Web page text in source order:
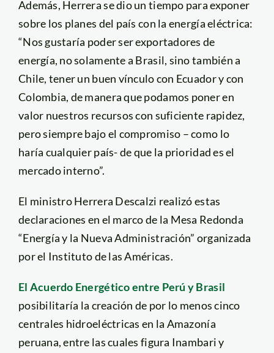
Además, Herrera se dio un tiempo para exponer
sobre los planes del país con la energía eléctrica:
“Nos gustaría poder ser exportadores de
energía, no solamente a Brasil, sino también a
Chile, tener un buen vínculo con Ecuador y con
Colombia, de manera que podamos poner en
valor nuestros recursos con suficiente rapidez,
pero siempre bajo el compromiso – como lo
haría cualquier país- de que la prioridad es el
mercado interno”.
El ministro Herrera Descalzi realizó estas
declaraciones en el marco de la Mesa Redonda
“Energía y la Nueva Administración” organizada
por el Instituto de las Américas.
El Acuerdo Energético entre Perú y Brasil
posibilitaría la creación de por lo menos cinco
centrales hidroeléctricas en la Amazonía
peruana, entre las cuales figura Inambari y